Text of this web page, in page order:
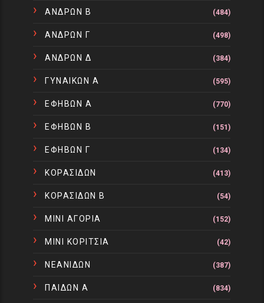
ΑΝΔΡΩΝ Β (484)
ΑΝΔΡΩΝ Γ (498)
ΑΝΔΡΩΝ Δ (384)
ΓΥΝΑΙΚΩΝ Α (595)
ΕΦΗΒΩΝ Α (770)
ΕΦΗΒΩΝ Β (151)
ΕΦΗΒΩΝ Γ (134)
ΚΟΡΑΣΙΔΩΝ (413)
ΚΟΡΑΣΙΔΩΝ Β (54)
ΜΙΝΙ ΑΓΟΡΙΑ (152)
ΜΙΝΙ ΚΟΡΙΤΣΙΑ (42)
ΝΕΑΝΙΔΩΝ (387)
ΠΑΙΔΩΝ Α (834)